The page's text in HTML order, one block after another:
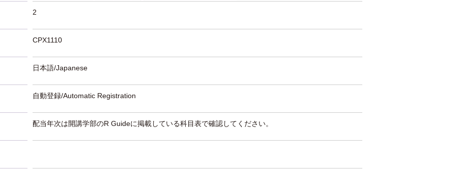
2
CPX1110
日本語/Japanese
自動登録/Automatic Registration
配当年次は開講学部のR Guideに掲載している科目表で確認してください。